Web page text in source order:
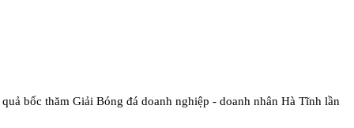
bốc thăm Giải Bóng đá doanh nghiệp - doanh nhân Hà Tĩnh lần